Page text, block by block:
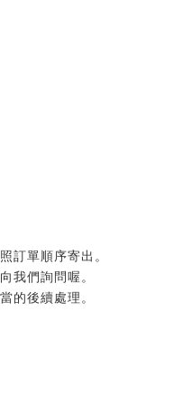
訂單順序寄出。
我們詢問喔。
的後續處理。